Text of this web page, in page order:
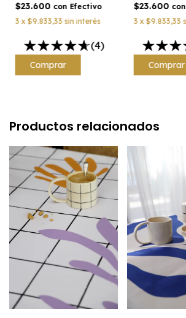
$23.600 con Efectivo
3 x$9.833,33 sin interés
(4)
$23.600 con
3 x$9.833,33
Productos relacionados